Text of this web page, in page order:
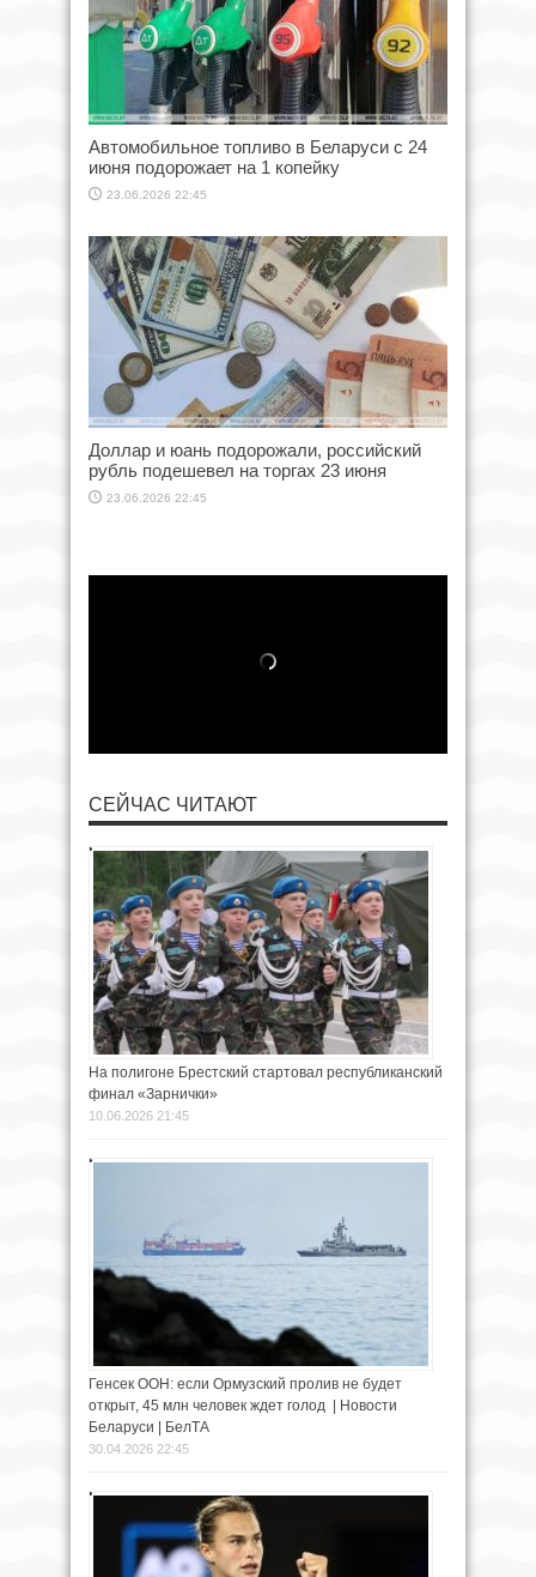
Автомобильное топливо в Беларуси с 24
июня подорожает на 1 копейку
23.06.2026 22:45
Доллар и юань подорожали, российский
рубль подешевел на торгах 23 июня
23.06.2026 22:45
СЕЙЧАС ЧИТАЮТ
На полигоне Брестский стартовал республиканский
финал «Зарнички»
10.06.2026 21:45
Генсек ООН: если Ормузский пролив не будет
открыт, 45 млн человек ждет голод | Новости
Беларуси | БелТА
30.04.2026 22:45